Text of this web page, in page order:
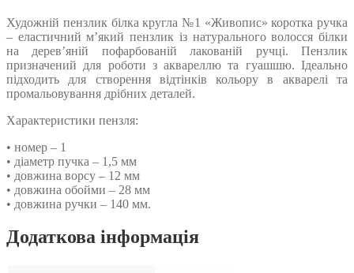
Художній пензлик білка кругла №1 «Живопис» коротка ручка
– еластичний м’який пензлик із натурального волосся білки
на дерев’яній пофарбованій лакованій ручці. Пензлик
призначений для роботи з аквареллю та гуашшю. Ідеально
підходить для створення відтінків кольору в акварелі та
промальовування дрібних деталей.
Характеристики пензля:
• номер – 1
• діаметр пучка – 1,5 мм
• довжина ворсу – 12 мм
• довжина обойми – 28 мм
• довжина ручки – 140 мм.
Додаткова інформація